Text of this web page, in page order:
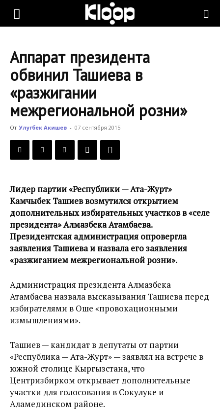
KLOOP.KG
Новости
Кыргызстана
Аппарат президента
обвинил Ташиева в
«разжигании
межрегиональной розни»
От Улугбек Акишев - 07 сентября 2015
Лидер партии «Республики — Ата-Журт»
Камчыбек Ташиев возмутился открытием
дополнительных избирательных участков в «селе
президента» Алмазбека Атамбаева.
Президентская администрация опровергла
заявления Ташиева и назвала его заявления
«разжиганием межрегиональной розни».
Администрация президента Алмазбека
Атамбаева назвала высказывания Ташиева перед
избирателями в Оше «провокационными
измышлениями».
Ташиев — кандидат в депутаты от партии
«Республика — Ата-Журт» — заявлял на встрече в
южной столице Кыргызстана, что
Центризбирком открывает дополнительные
участки для голосования в Сокулуке и
Аламединском районе.